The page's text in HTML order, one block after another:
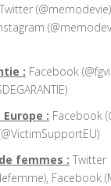
Twitter
: Facebook
: Facebook
femmes : Twitter
Facebook